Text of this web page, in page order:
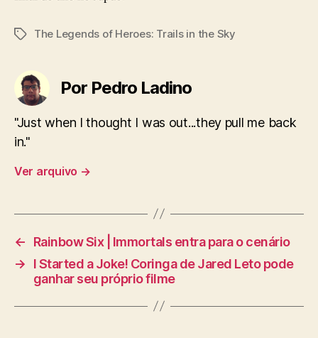
TagsThe Legends of Heroes: Trails in the Sky
Por Pedro Ladino
"Just when I thought I was out...they pull me back
in."
Ver arquivo →
←
Rainbow Six | Immortals entra para o cenário
→
I Started a Joke! Coringa de Jared Leto pode
ganhar seu próprio filme